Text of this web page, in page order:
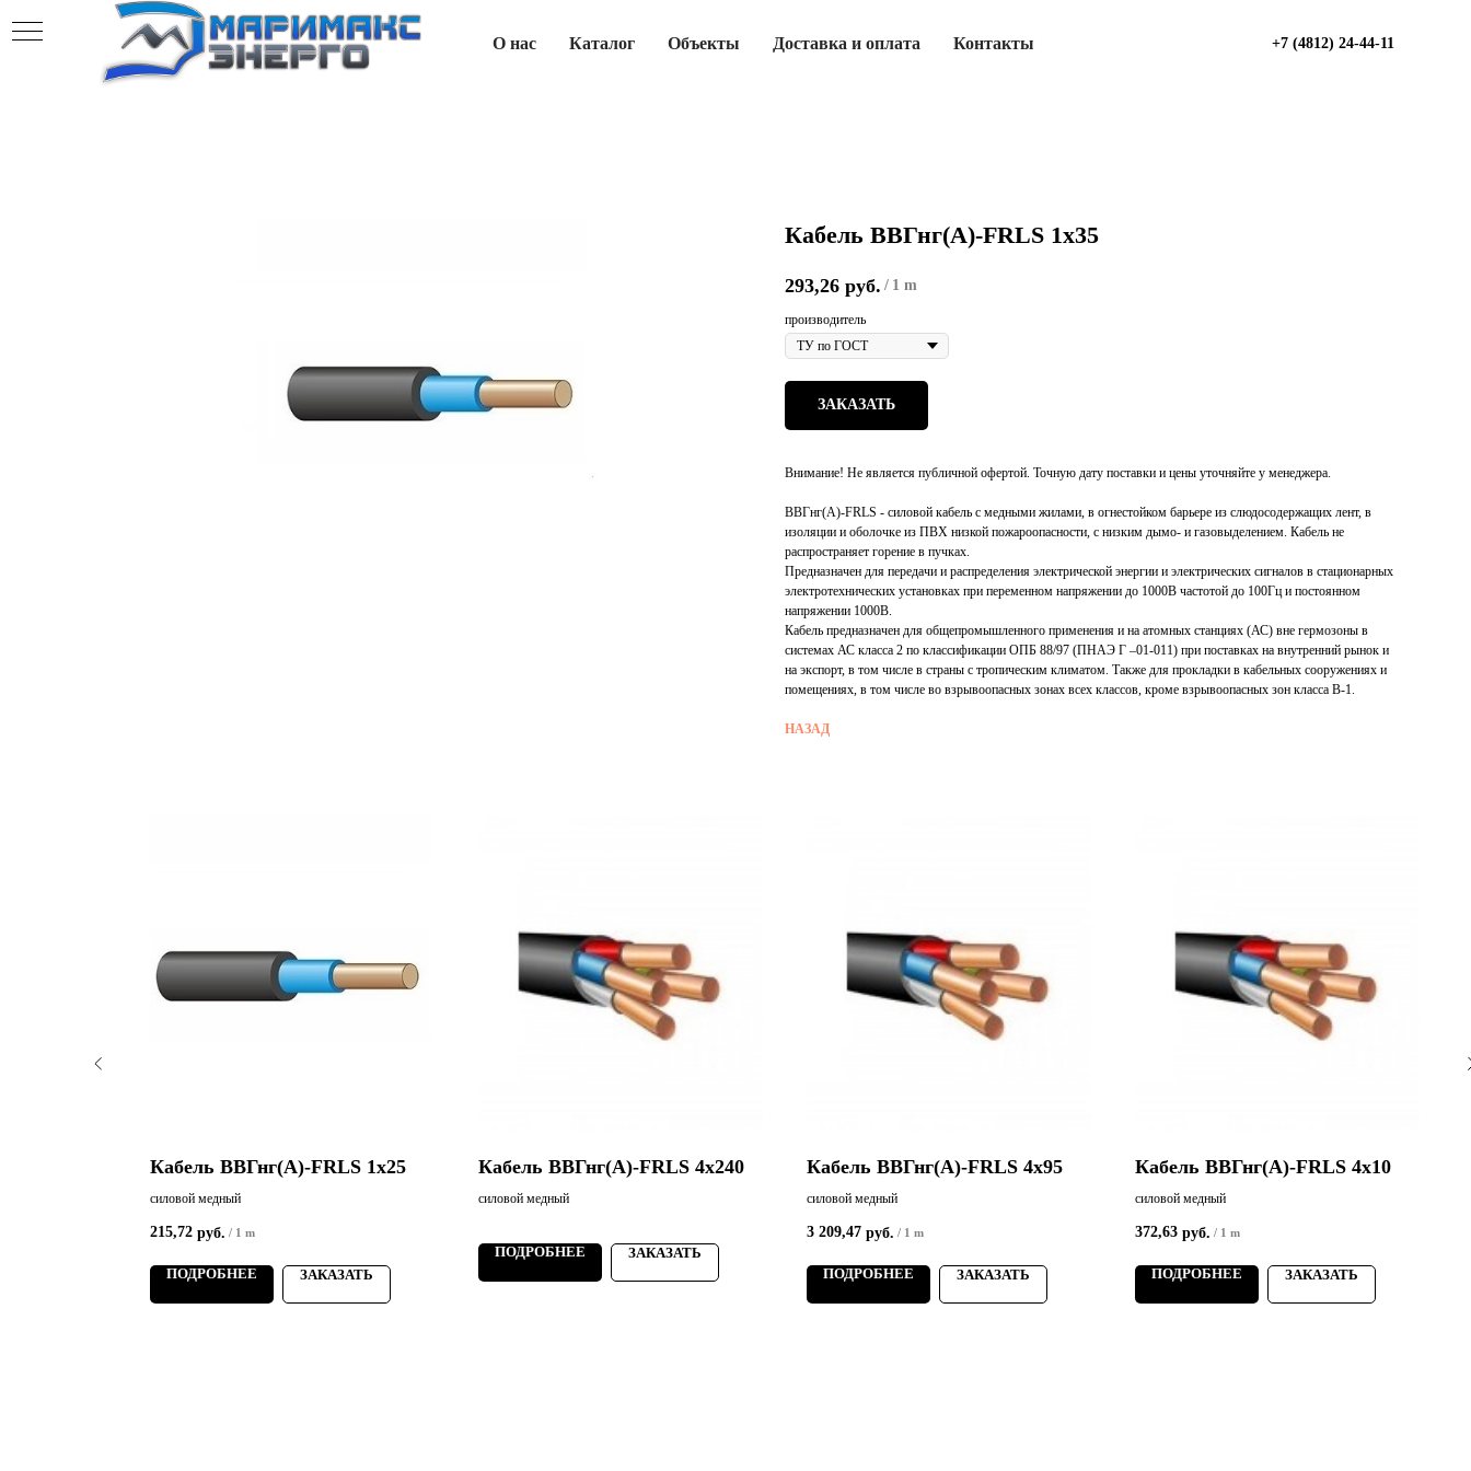
О нас Каталог Объекты Доставка и оплата Контакты +7 (4812) 24-44-11
Кабель ВВГнг(А)-FRLS 1х35
293,26 руб. / 1 m
производитель
ЗАКАЗАТЬ
Внимание! Не является публичной офертой. Точную дату поставки и цены уточняйте у менеджера.
ВВГнг(А)-FRLS - силовой кабель с медными жилами, в огнестойком барьере из слюдосодержащих лент, в
изоляции и оболочке из ПВХ низкой пожароопасности, с низким дымо- и газовыделением. Кабель не
распространяет горение в пучках.
Предназначен для передачи и распределения электрической энергии и электрических сигналов в стационарных
электротехнических установках при переменном напряжении до 1000В частотой до 100Гц и постоянном
напряжении 1000В.
Кабель предназначен для общепромышленного применения и на атомных станциях (АС) вне гермозоны в
системах АС класса 2 по классификации ОПБ 88/97 (ПНАЭ Г –01-011) при поставках на внутренний рынок и
на экспорт, в том числе в страны с тропическим климатом. Также для прокладки в кабельных сооружениях и
помещениях, в том числе во взрывоопасных зонах всех классов, кроме взрывоопасных зон класса В-1.
НАЗАД
Кабель ВВГнг(А)-FRLS 1х25
силовой медный
215,72 руб. / 1 m
ПОДРОБНЕЕ ЗАКАЗАТЬ
Кабель ВВГнг(А)-FRLS 4х240
силовой медный
ПОДРОБНЕЕ ЗАКАЗАТЬ
Кабель ВВГнг(А)-FRLS 4х95
силовой медный
3 209,47 руб. / 1 m
ПОДРОБНЕЕ ЗАКАЗАТЬ
Кабель ВВГнг(А)-FRLS 4х10
силовой медный
372,63 руб. / 1 m
ПОДРОБНЕЕ ЗАКАЗАТЬ